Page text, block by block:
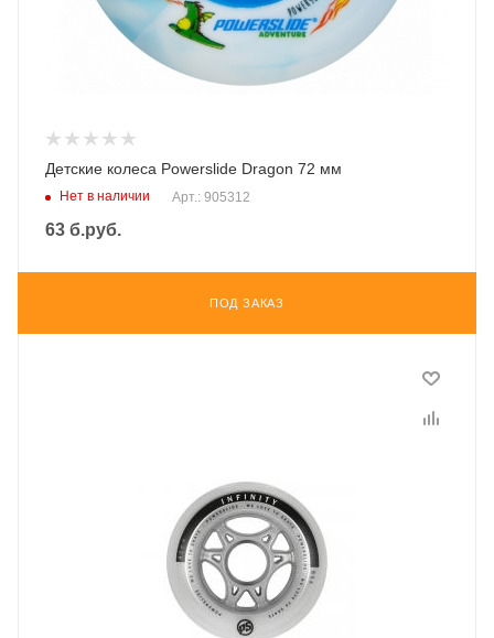
Детские колеса Powerslide Dragon 72 мм
Нет в наличии Арт.: 905312
63 б.руб.
ПОД ЗАКАЗ